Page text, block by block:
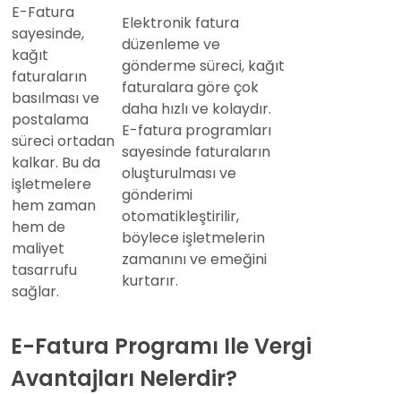
E-Fatura
sayesinde,
kağıt
faturaların
basılması ve
postalama
süreci ortadan
kalkar. Bu da
işletmelere
hem zaman
hem de
maliyet
tasarrufu
sağlar.
Elektronik fatura
düzenleme ve
gönderme süreci, kağıt
faturalara göre çok
daha hızlı ve kolaydır.
E-fatura programları
sayesinde faturaların
oluşturulması ve
gönderimi
otomatikleştirilir,
böylece işletmelerin
zamanını ve emeğini
kurtarır.
E-Fatura Programı Ile Vergi
Avantajları Nelerdir?